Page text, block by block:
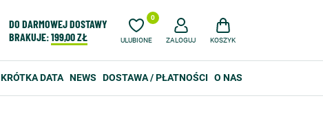
DO DARMOWEJ DOSTAWY
BRAKUJE:199,00 ZŁ ULUBIONE
0
ZALOGUJ KOSZYK
KRÓTKA DATA NEWS DOSTAWA / PŁATNOŚCI O NAS